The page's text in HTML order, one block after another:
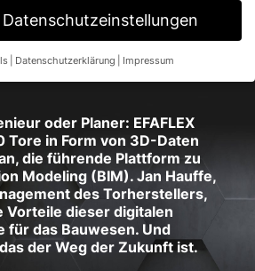
oder Planer: EFAFLEX
Tore in Form von 3D-Daten
die führende Plattform zu
Modeling (BIM). Jan Hauffe,
des Torherstellers,
Vorteile dieser digitalen
für das Bauwesen. Und
der Weg der Zukunft ist.
Datenschutzerklärung Impressum
möchten, müssen Sie Ihre
um Erlaubnis bitten.
und andere Technologien auf unserer
sind essenziell, während andere uns
Ihre Erfahrung zu verbessern.
können verarbeitet werden (z. B. IP-
Anzeigen und Inhalte oder
Weitere Informationen über die